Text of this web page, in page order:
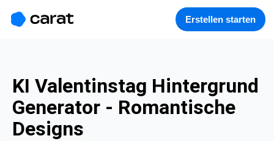
Erstellen starten
KI Valentinstag Hintergrund
Generator - Romantische
Designs